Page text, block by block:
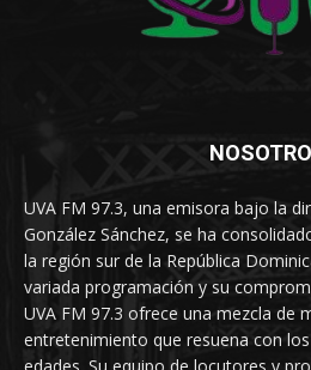
UVA FM 97.3, una emisora bajo la
González Sánchez, se ha
la región sur de la República
variada programación y su
UVA FM 97.3 ofrece una mezcla de
entretenimiento que resuena con